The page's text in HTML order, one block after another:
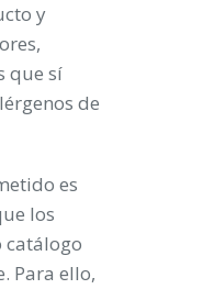
y
que sí
de
es
los
catálogo
Para ello,